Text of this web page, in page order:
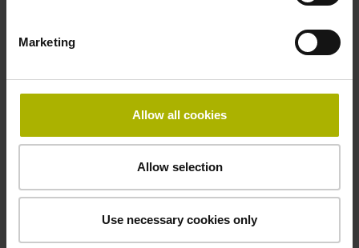
Marketing
Allow all cookies
Allow selection
Use necessary cookies only
Kabelausgang axial und radial verwendbar
Kabellänge